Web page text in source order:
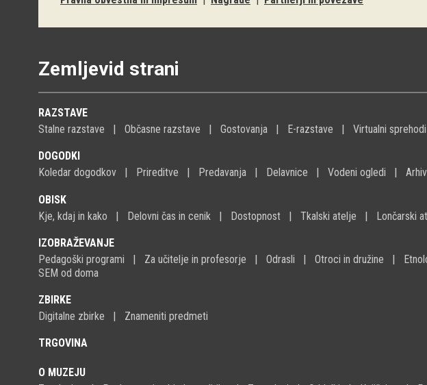
Zemljevid strani
RAZSTAVE
Stalne razstave
Občasne razstave Gostovanja E-razstave Virtualni sprehodi
DOGODKI
Koledar dogodkov
Prireditve Predavanja Delavnice Vodeni ogledi
OBISK
Kje, kdaj in kako
Delovni čas in cenik Dostopnost Tkalski atelje Lončarski
IZOBRAŽEVANJE
Pedagoški programi
Za učitelje in profesorje Odrasli Otroci in družine
SEM od doma
ZBIRKE
Digitalne zbirke
Znameniti predmeti
TRGOVINA
O MUZEJU